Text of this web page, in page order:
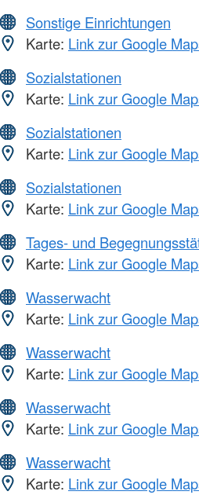
Sonstige Einrichtungen
Karte: Link zur Google
Sozialstationen
Karte: Link zur Google
Sozialstationen
Karte: Link zur Google
Sozialstationen
Karte: Link zur Google
Tages- und
Karte: Link zur Google
Wasserwacht
Karte: Link zur Google
Wasserwacht
Karte: Link zur Google
Wasserwacht
Karte: Link zur Google
Wasserwacht
Karte: Link zur Google